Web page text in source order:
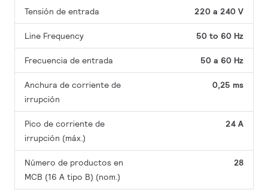
Tensión de entrada 220 a 240 V
Line Frequency 50 to 60 Hz
Frecuencia de entrada 50 a 60 Hz
Anchura de corriente de
irrupción
0,25 ms
Pico de corriente de
irrupción (máx.)
24 A
Número de productos en
MCB (16 A tipo B) (nom.)
28